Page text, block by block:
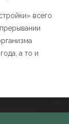
всего
а то и